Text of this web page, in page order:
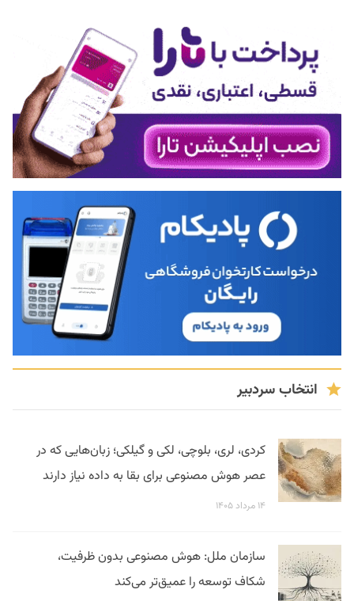
انتخاب سردبیر
کردی، لری، بلوچی، لکی و گیلکی؛ زبان‌هایی که در
عصر هوش مصنوعی برای بقا به داده نیاز دارند
۱۴ مرداد ۱۴۰۵
سازمان ملل: هوش مصنوعی بدون ظرفیت،
شکاف توسعه را عمیق‌تر می‌کند